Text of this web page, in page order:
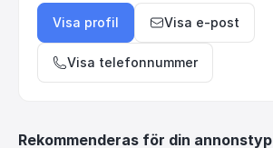
Visa profil Visa e-post
Visa telefonnummer
Rekommenderas för din annonstyp